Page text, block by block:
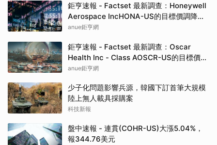
鉅亨速報 - Factset 最新調查：Honeywell
Aerospace IncHONA-US的目標價調降至
235元，幅度約6%
anue鉅亨網
鉅亨速報 - Factset 最新調查：Oscar
Health Inc - Class AOSCR-US的目標價調
升至25元，幅度約13.64%
anue鉅亨網
少子化問題影響兵源，韓國下訂首筆大規模
陸上無人載具採購案
科技新報
盤中速報 - 連貫(COHR-US)大漲5.04%，
報344.76美元